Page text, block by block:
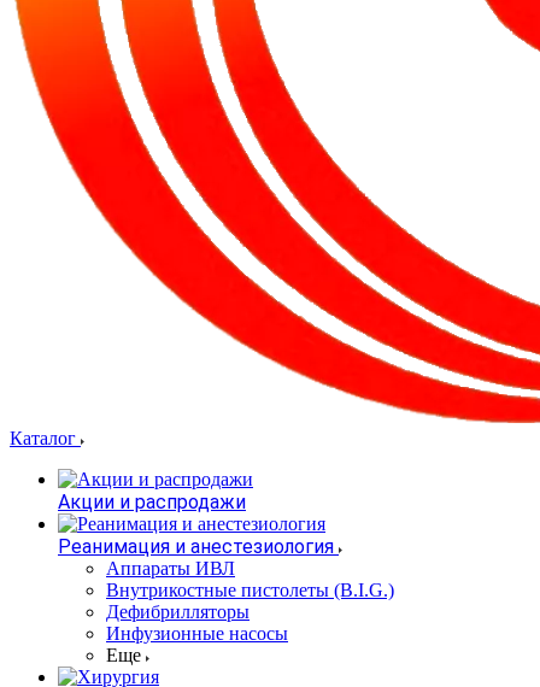
Каталог
Акции и распродажи
Реанимация и анестезиология
Аппараты ИВЛ
Внутрикостные пистолеты (B.I.G.)
Дефибрилляторы
Инфузионные насосы
Еще